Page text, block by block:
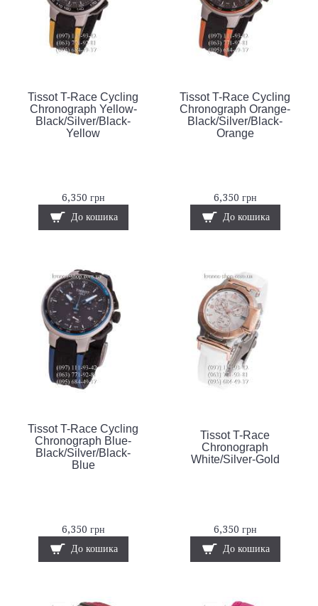
Tissot T-Race Cycling
Chronograph Yellow-
Black/Silver/Black-
Yellow
6,350 грн
До кошика
Tissot T-Race Cycling
Chronograph Orange-
Black/Silver/Black-
Orange
6,350 грн
До кошика
Tissot T-Race Cycling
Chronograph Blue-
Black/Silver/Black-
Blue
6,350 грн
До кошика
Tissot T-Race
Chronograph
White/Silver-Gold
6,350 грн
До кошика